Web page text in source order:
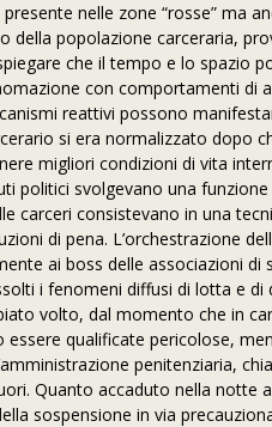
nelle zone “rosse” ma
della popolazione carceraria,
che il tempo e lo spazio
con comportamenti di
reattivi possono
si era normalizzato dopo
migliori condizioni di vita
politici svolgevano una
carceri consistevano in una
di pena. L’orchestrazione
ai boss delle associazioni
i fenomeni diffusi di lotta e
volto, dal momento che in
qualificate pericolose,
penitenziaria,
Quanto accaduto nella notte
sospensione in via